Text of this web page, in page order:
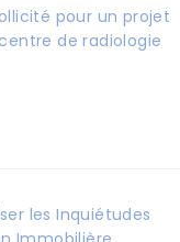
pour un projet
de radiologie